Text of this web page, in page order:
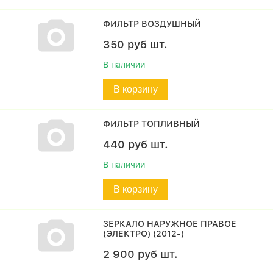
ФИЛЬТР ВОЗДУШНЫЙ
350 руб шт.
В наличии
В корзину
ФИЛЬТР ТОПЛИВНЫЙ
440 руб шт.
В наличии
В корзину
ЗЕРКАЛО НАРУЖНОЕ ПРАВОЕ
(ЭЛЕКТРО) (2012-)
2 900 руб шт.